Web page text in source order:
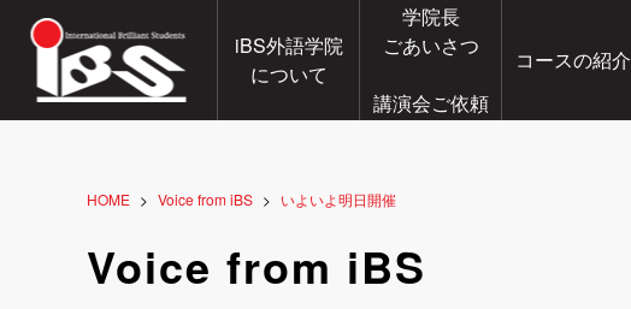
iBS外語学院
について
学院長
ごあいさつ
講演会ご依頼
コースの紹介
HOME Voice from iBS いよいよ明日開催
Voice from iBS